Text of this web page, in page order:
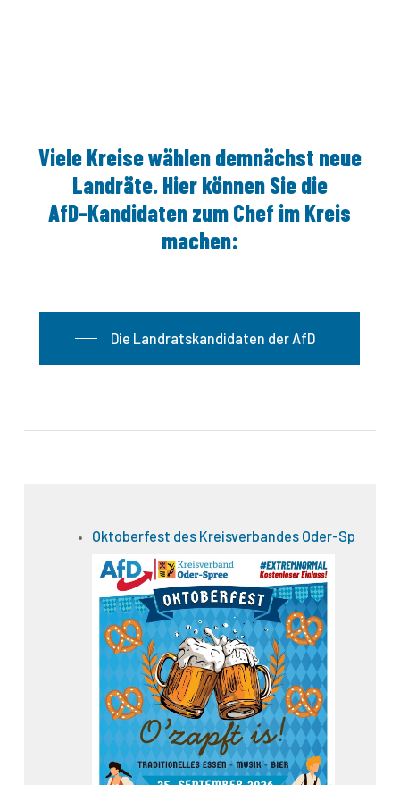
VieleKreisewählendemnächst neue
Landräte.HierkönnenSiedie
AfD-KandidatenzumChefimKreis
machen:
Die Landratskandidaten der AfD
Oktoberfest des Kreisverbandes Oder-Spree